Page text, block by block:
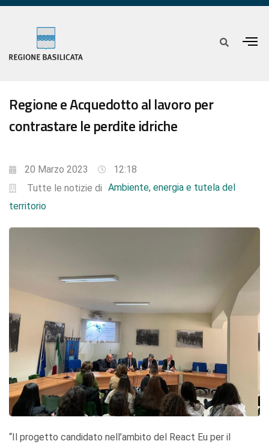
Regione e Acquedotto al lavoro per
contrastare le perdite idriche
20 Marzo 2023
12:18
Tutte le notizie di Ambiente, energia e tutela del
territorio
“Il progetto candidato nell’ambito del React Eu per il